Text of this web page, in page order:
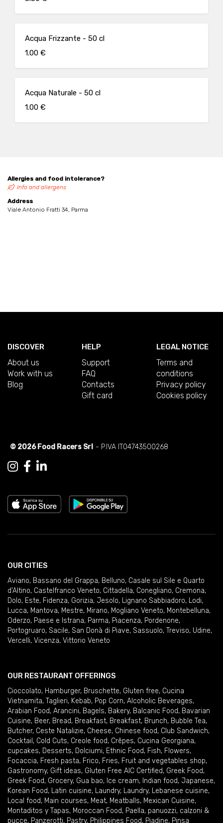
Acqua Frizzante - 50 cl
1.00 €
Acqua Naturale - 50 cl
1.00 €
Allergies and food intolerance?
Info and allergens
Address
Viale Antonio Fratti 34, Parma
DISCOVER
About us
Work with us
Blog
HELP
Support
FAQ
Contacts
Gift card
LEGAL NOTICE
Terms and
conditions
Privacy policy
Cookies policy
© 2026 Food Racers Srl - P.IVA IT04743500268
OUR CITIES
Aviano, Bassano del Grappa, Belluno, Casale sul Sile e Quarto
d'Altino, Castelfranco Veneto, Cittadella, Conegliano, Cremona,
Dolo, Este, Fidenza, Gorizia, Jesolo, Lignano Sabbiadoro, Lodi,
Lucca, Mantova, Mestre, Mirano, Mogliano Veneto, Montebelluna,
Oderzo, Paese e Istrana, Parma, Piacenza, Pordenone,
Portogruaro, Sacile, San Donà di Piave, Sassuolo, Treviso, Udine,
Vercelli, Vicenza, Vittorio Veneto
OUR RESTAURANT OFFERINGS
Cioccolato, Hamburger, Bruschette, Gluten free, Cucina
Vietnamita, Taglieri, Kebab, Pop Corn, Alcoholic Beverages,
Arabian Food, Arancini, Bagels, Bakery, Balcanic Food, Bavarian
Cuisine, Beer, Bread, Breakfast, Breakfast, Brunch, Bubble Tea,
Butcher, Ceste Natalizie, Cheese, Chinese food, Club Sandwich,
Cocktail , Cold Cuts, Creole food, Crêpes, Cucina Georgiana,
cupcakes, Desserts, Dolciumi, Ethnic Food, Fish, Flowers,
Focaccia, Fresh pasta, Frico, Fries, Fruit and vegetables shop,
Gastronomy, Gift ideas, Gluten Free AIC Certified, Greek Food,
Greek Food, Grocery, Gua bao, Ice cream, Indian food, Japanese,
Korean Food, Latin cuisine, Laundry, Laundry, Lebanese cuisine,
Local food, Main courses, Meat, Meatballs, Mexican Cuisine,
Montaditos y Tapas, Moroccan Food, Paella, panuozzi, calzoni &
pucce, Panzerotti, Pastry, Philippines Food, Piadine, Pinsa